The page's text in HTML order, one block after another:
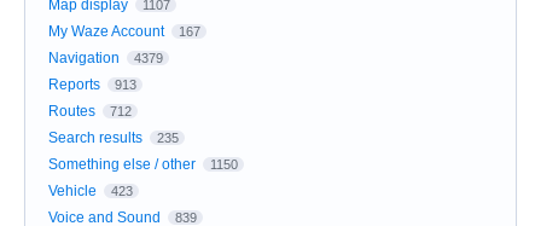
Map display 1107
My Waze Account 167
Navigation 4379
Reports 913
Routes 712
Search results 235
Something else / other 1150
Vehicle 423
Voice and Sound 839